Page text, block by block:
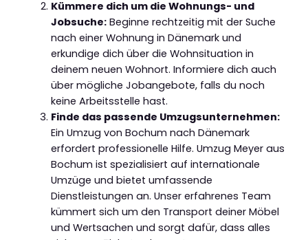
Kümmere dich um die Wohnungs- und
Jobsuche:Beginne rechtzeitig mit der Suche
nach einer Wohnung in Dänemark und
erkundige dich über die Wohnsituation in
deinem neuen Wohnort. Informiere dich auch
über mögliche Jobangebote, falls du noch
keine Arbeitsstelle hast.
Finde das passende Umzugsunternehmen:
Ein Umzug von Bochum nach Dänemark
erfordert professionelle Hilfe. Umzug Meyer aus
Bochum ist spezialisiert auf internationale
Umzüge und bietet umfassende
Dienstleistungen an. Unser erfahrenes Team
kümmert sich um den Transport deiner Möbel
und Wertsachen und sorgt dafür, dass alles